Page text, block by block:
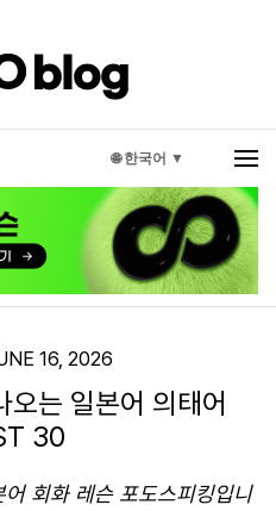
🌐 한국어 ▼
16, 2026
오는 일본어 의태어
30
회화 레슨 포도스피킹입니